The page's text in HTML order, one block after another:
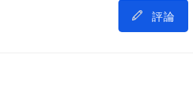
評論